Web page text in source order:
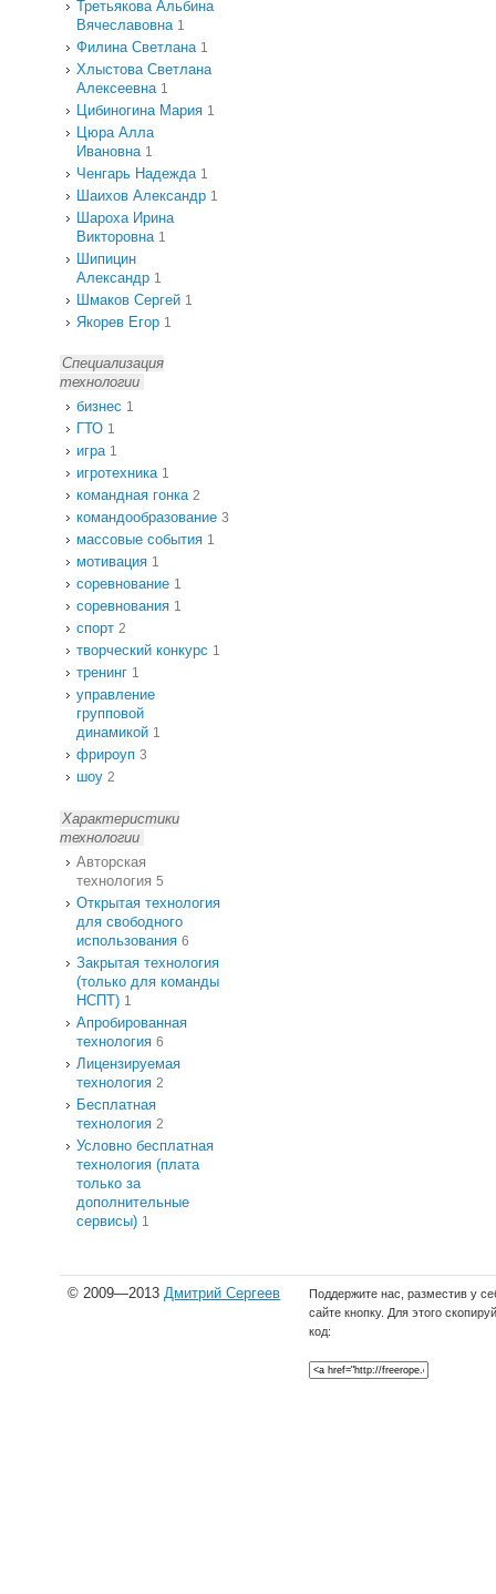
Третьякова Альбина
Вячеславовна 1
Филина Светлана 1
Хлыстова Светлана
Алексеевна 1
Цибиногина Мария 1
Цюра Алла
Ивановна 1
Ченгарь Надежда 1
Шаихов Александр 1
Шароха Ирина
Викторовна 1
Шипицин
Александр 1
Шмаков Сергей 1
Якорев Егор 1
Специализация
технологии
бизнес 1
ГТО 1
игра 1
игротехника 1
командная гонка 2
командообразование 3
массовые события 1
мотивация 1
соревнование 1
соревнования 1
спорт 2
творческий конкурс 1
тренинг 1
управление
групповой
динамикой 1
фрироуп 3
шоу 2
Характеристики
технологии
Авторская
технология 5
Открытая технология
для свободного
использования 6
Закрытая технология
(только для команды
НСПТ) 1
Апробированная
технология 6
Лицензируемая
технология 2
Бесплатная
технология 2
Условно бесплатная
технология (плата
только за
дополнительные
сервисы) 1
© 2009—2013 Дмитрий Сергеев
Поддержите нас, разместив у
сайте кнопку. Для этого
код: